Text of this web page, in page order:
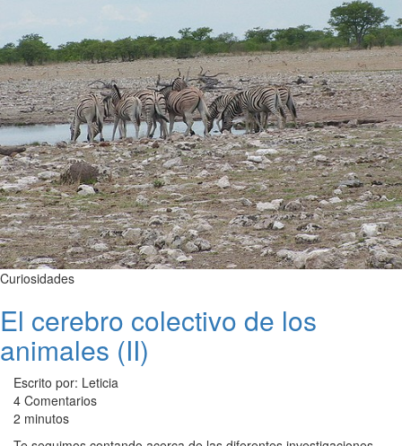
Curiosidades
El cerebro colectivo de los
animales (II)
Escrito por: Leticia
4 Comentarios
2 minutos